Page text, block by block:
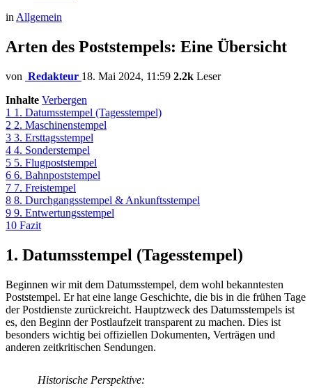
in Allgemein
Arten des Poststempels: Eine Übersicht
von Redakteur 18. Mai 2024, 11:59 2.2k Leser
Inhalte Verbergen
1 1. Datumsstempel (Tagesstempel)
2 2. Maschinenstempel
3 3. Ersttagsstempel
4 4. Sonderstempel
5 5. Flugpoststempel
6 6. Bahnpoststempel
7 7. Freistempel
8 8. Durchgangsstempel & Ankunftsstempel
9 9. Entwertungsstempel
10 Fazit
1. Datumsstempel (Tagesstempel)
Beginnen wir mit dem Datumsstempel, dem wohl bekanntesten
Poststempel. Er hat eine lange Geschichte, die bis in die frühen Tage
der Postdienste zurückreicht. Hauptzweck des Datumsstempels ist
es, den Beginn der Postlaufzeit transparent zu machen. Dies ist
besonders wichtig bei offiziellen Dokumenten, Verträgen und
anderen zeitkritischen Sendungen.
Historische Perspektive: